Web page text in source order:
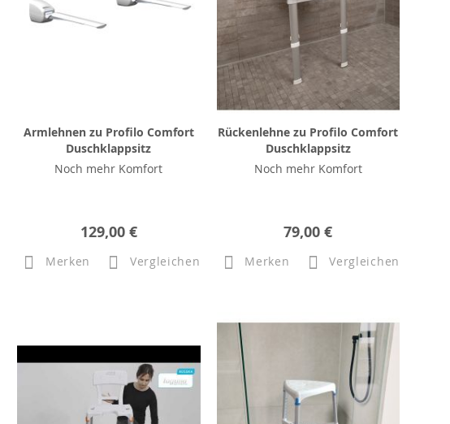
Armlehnen zu Profilo Comfort
Duschklappsitz
Noch mehr Komfort
129,00 €
Merken Vergleichen
Rückenlehne zu Profilo Comfort
Duschklappsitz
Noch mehr Komfort
79,00 €
Merken Vergleichen